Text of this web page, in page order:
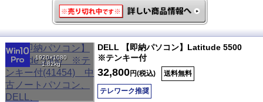
1920×1080
1.82kg
DELL 【即納パソコン】Latitude 5500
※テンキー付
32,800円(税込) 送料無料
テレワーク推奨